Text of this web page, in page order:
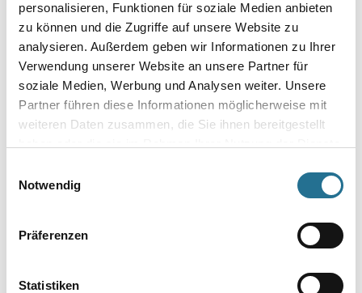
personalisieren, Funktionen für soziale Medien anbieten
zu können und die Zugriffe auf unsere Website zu
analysieren. Außerdem geben wir Informationen zu Ihrer
Verwendung unserer Website an unsere Partner für
soziale Medien, Werbung und Analysen weiter. Unsere
Partner führen diese Informationen möglicherweise mit
weiteren Daten zusammen, die Sie ihnen bereitgestellt
Notwendig
Präferenzen
Statistiken
Borsten- / Haar-Länge in mm
Umrechnungsfaktoren